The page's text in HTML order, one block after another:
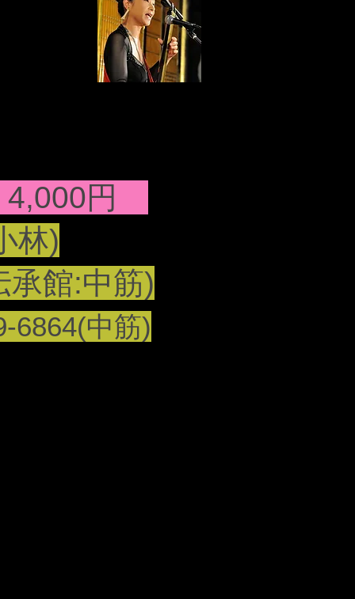
4,000円
林)
館:中筋)
中筋)